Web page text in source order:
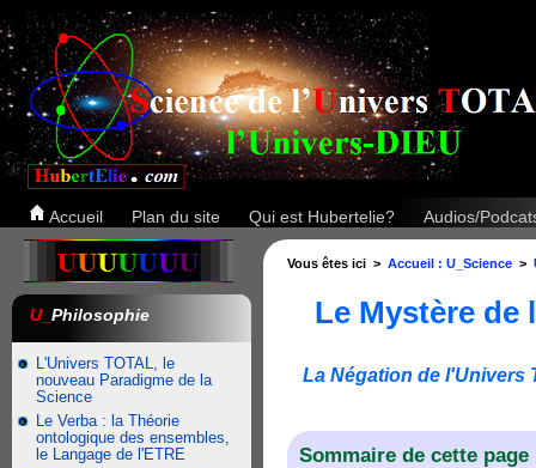
Accueil Plan du site Qui est Hubertelie? Audios/
U_ Philosophie
L'Univers TOTAL, le
nouveau Paradigme de la
Science
Le Verba : la Théorie
ontologique des ensembles,
le Langage de l'ETRE
Vous êtes ici > Accueil : U_Science >
Le Mystère de
La Négation de l'Univers
Sommaire de cette page